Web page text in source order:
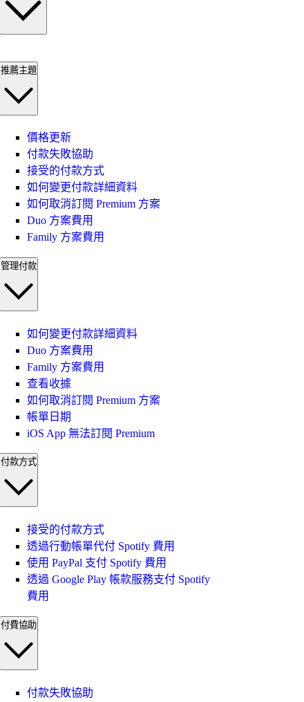
推薦主題
價格更新
付款失敗協助
接受的付款方式
如何變更付款詳細資料
如何取消訂閱 Premium 方案
Duo 方案費用
Family 方案費用
管理付款
如何變更付款詳細資料
Duo 方案費用
Family 方案費用
查看收據
如何取消訂閱 Premium 方案
帳單日期
iOS App 無法訂閱 Premium
付款方式
接受的付款方式
透過行動帳單代付 Spotify 費用
使用 PayPal 支付 Spotify 費用
透過 Google Play 帳款服務支付 Spotify
費用
付費協助
付款失敗協助